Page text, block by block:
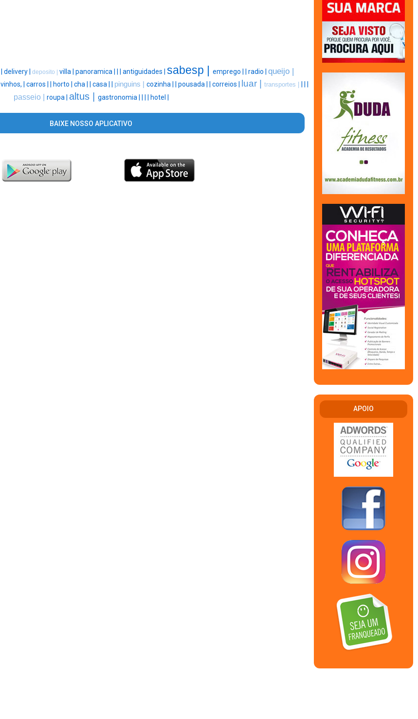
delivery | deposito | villa | panoramica | antiguidades | sabesp | emprego | radio | queijo |
vinhos, | carros | horto | cha | casa | pinguins | cozinha | pousada | correios | luar | transportes |
passeio | roupa | altus | gastronomia | hotel |
BAIXE NOSSO APLICATIVO
APOIO